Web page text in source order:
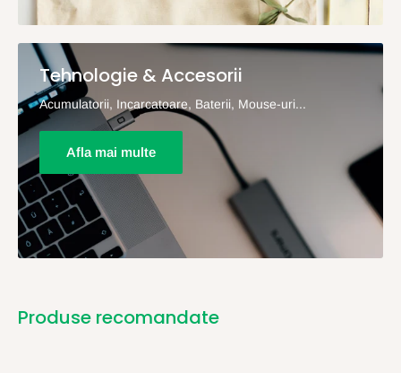
Tehnologie & Accesorii
Acumulatorii, Incarcatoare, Baterii, Mouse-uri...
Afla mai multe
Produse recomandate